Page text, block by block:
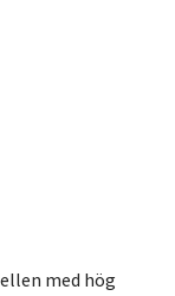
med hög